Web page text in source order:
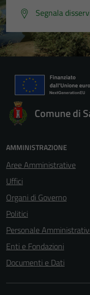
Segnala
Comune di
AMMINISTRAZIONE
Aree Amministrative
Uffici
Organi di Governo
Politici
Personale
Enti e Fondazioni
Documenti e Dati